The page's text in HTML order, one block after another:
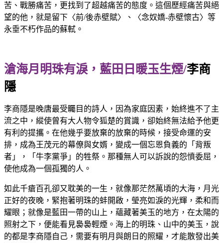
苦、戰勝痛苦，更找到了超越痛苦的態度。這個歷經痛苦與絕
望的他，就是留下〈前/後赤壁賦〉、〈念奴嬌-赤壁懷古〉等
永垂不朽作品的蘇軾。
滄海月明珠有淚，藍田日暖玉生煙/李商
隱
李商隱是晚唐最受矚目的詩人，因為家庭因素，始終進不了主
流之中，縱使曾有大人物令狐楚的賞識，卻始終無法給予他更
有利的提攜。在他幾乎要放棄的放棄的時候，接受命運的安
排，成為王茂元的幕僚與女婿，變成一個忘恩負義的「背叛
者」，「牛李黨爭」的牲祭。那種無人可以訴說的怨憤委屈，
使他成為一個孤獨的人。
如此千瘡百孔卻又耽美的一生，就像那茫然萬頃的大海，月光
正好的夜晚，緊抱著明珠的蚌開啟，瑩亮如淚的光輝，柔和而
耀眼；就像是藍田一帶的山上，蘊藏著美玉的地方，在太陽的
照射之下，便能看見裊裊輕煙。海上的明珠、山中的美玉，說
的都是李商隱自己，需要有明月與朗日的照耀，才能散發出美